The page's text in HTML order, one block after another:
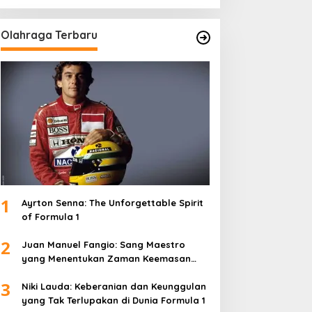
Olahraga Terbaru
1
Ayrton Senna: The Unforgettable Spirit
of Formula 1
2
Juan Manuel Fangio: Sang Maestro
yang Menentukan Zaman Keemasan
3
Niki Lauda: Keberanian dan Keunggulan
yang Tak Terlupakan di Dunia Formula 1